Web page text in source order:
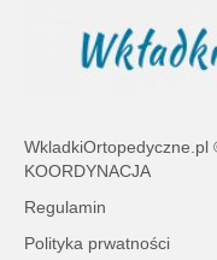
WkladkiOrtopedyczne.pl
KOORDYNACJA
Regulamin
Polityka prwatności